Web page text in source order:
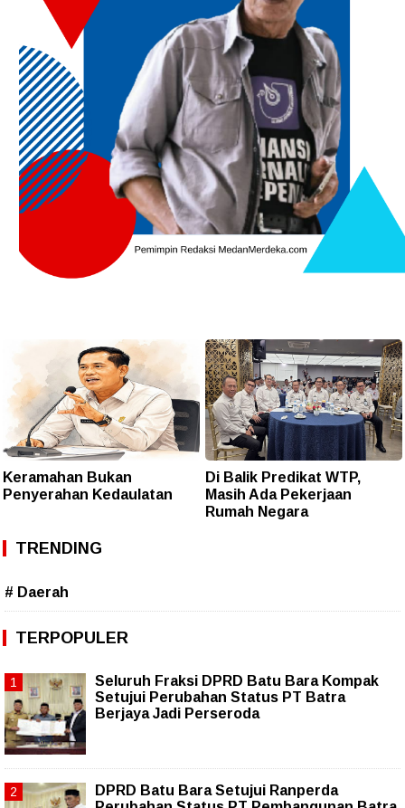
Keramahan Bukan
Penyerahan Kedaulatan
Di Balik Predikat WTP,
Masih Ada Pekerjaan
Rumah Negara
TRENDING
# Daerah
TERPOPULER
Seluruh Fraksi DPRD Batu Bara Kompak
Setujui Perubahan Status PT Batra
Berjaya Jadi Perseroda
DPRD Batu Bara Setujui Ranperda